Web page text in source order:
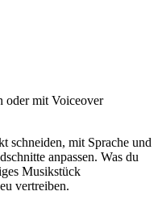
oder mit Voiceover
schneiden, mit Sprache und
anpassen. Was du
Musikstück
vertreiben.